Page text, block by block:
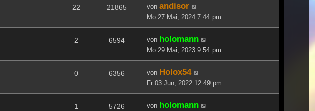
22 21865 von andisor
Mo 27 Mai, 2024 7:44 pm
2 6594 von holomann
Mo 29 Mai, 2023 9:54 pm
0 6356 von Holox54
Fr 03 Jun, 2022 12:49 pm
1 5726 von holomann